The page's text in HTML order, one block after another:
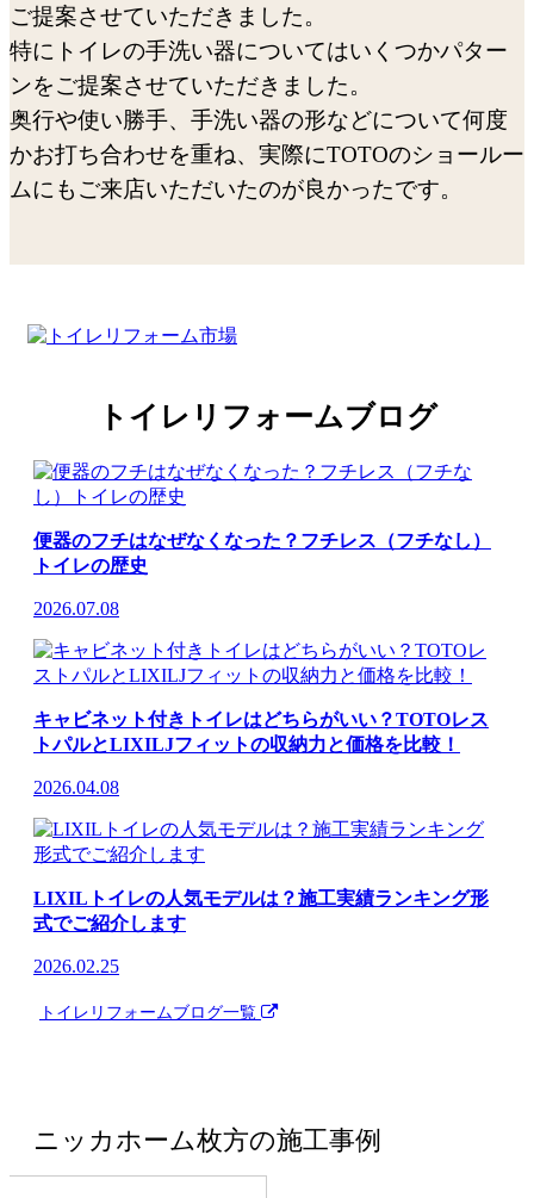
ご提案させていただきました。
特にトイレの手洗い器についてはいくつかパター
ンをご提案させていただきました。
奥行や使い勝手、手洗い器の形などについて何度
かお打ち合わせを重ね、実際にTOTOのショールー
ムにもご来店いただいたのが良かったです。
トイレリフォームブログ
便器のフチはなぜなくなった？フチレス（フチなし）
トイレの歴史
2026.07.08
キャビネット付きトイレはどちらがいい？TOTOレス
トパルとLIXILJフィットの収納力と価格を比較！
2026.04.08
LIXILトイレの人気モデルは？施工実績ランキング形
式でご紹介します
2026.02.25
トイレリフォームブログ一覧
ニッカホーム枚方の施工事例